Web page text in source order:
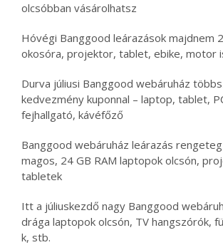
olcsóbban vásárolhatsz
Hóvégi Banggood leárazások majdnem
okosóra, projektor, tablet, ebike, motor
Durva júliusi Banggood webáruház
kedvezmény kuponnal – laptop, tablet,
fejhallgató, kávéfőző
Banggood webáruház leárazás
magos, 24 GB RAM laptopok olcsón,
tabletek
Itt a júliuskezdő nagy Banggood
drága laptopok olcsón, TV hangszórók,
k, stb.